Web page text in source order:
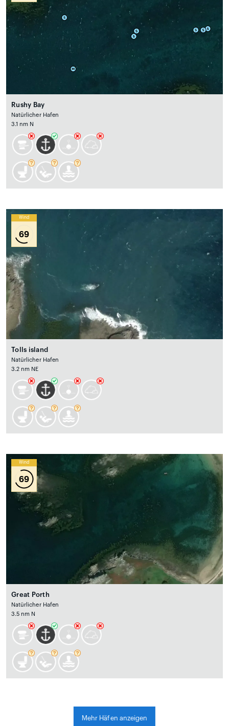
Rushy Bay
Natürlicher Hafen
3.1 nm N
Wind
69
Tolls island
Natürlicher Hafen
3.2 nm NE
Wind
69
Great Porth
Natürlicher Hafen
3.5 nm N
Mehr Häfen anzeigen